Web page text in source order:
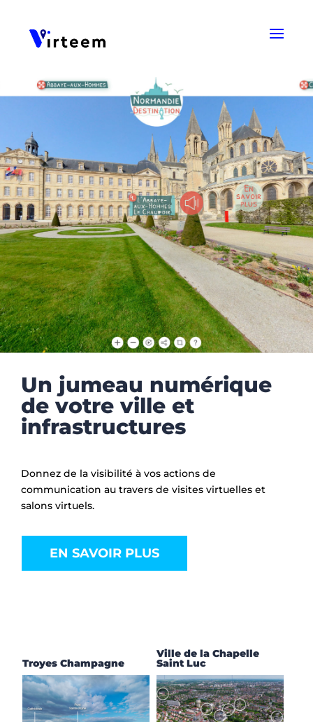
Un jumeau numérique
de votre ville et
infrastructures
Donnez de la visibilité à vos actions de
communication au travers de visites virtuelles et
salons virtuels.
EN SAVOIR PLUS
Troyes Champagne
Ville de la Chapelle
Saint Luc